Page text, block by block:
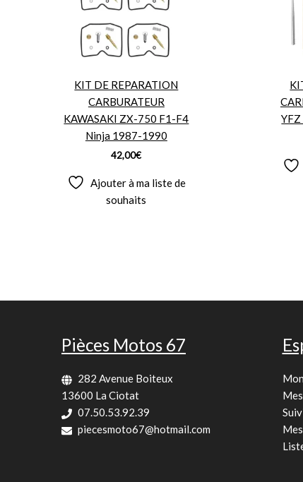
KIT DE REPARATION
CARBURATEUR
KAWASAKI ZX-750 F1-F4
Ninja 1987-1990
42,00€
Ajouter à ma liste de
souhaits
Pièces Motos 67
282 Avenue Boiteux
13600 La Ciotat
07.50.53.92.39
piecesmoto67@hotmail.com